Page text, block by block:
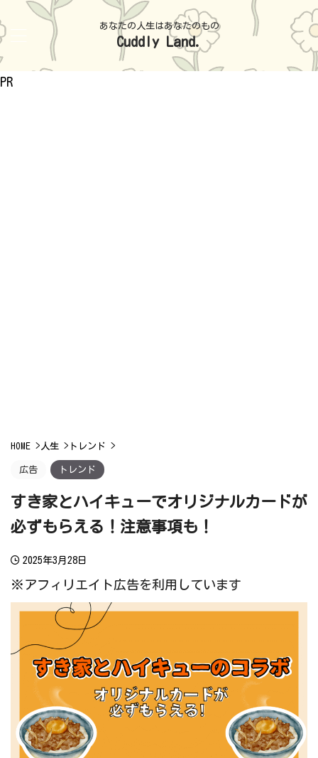
あなたの人生はあなたのもの
Cuddly Land.
PR
HOME > 人生 > トレンド >
広告 トレンド
すき家とハイキューでオリジナルカードが
必ずもらえる！注意事項も！
2025年3月28日
※アフィリエイト広告を利用しています